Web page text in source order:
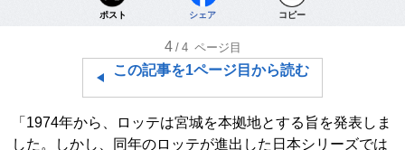
ポスト シェア コピー
4 /4 ページ目
この記事を1ページ目から読む
「1974年から、ロッテは宮城を本拠地とする旨を発表しま
した。しかし、同年のロッテが進出した日本シリーズでは